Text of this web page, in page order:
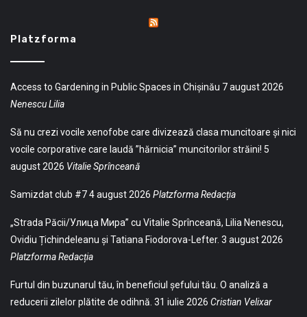
Platzforma
Access to Gardening in Public Spaces in Chișinău 7 august 2026
Nenescu Lilia
Să nu crezi vocile xenofobe care divizează clasa muncitoare și nici
vocile corporative care laudă ”hărnicia” muncitorilor străini! 5
august 2026 Vitalie Sprînceană
Samizdat club #74 august 2026 Platzforma Redacția
„Strada Păcii/Улица Мира” cu Vitalie Sprînceană, Lilia Nenescu,
Ovidiu Țichindeleanu și Tatiana Fiodorova-Lefter. 3 august 2026
Platzforma Redacția
Furtul din buzunarul tău, în beneficiul șefului tău. O analiză a
reducerii zilelor plătite de odihnă. 31 iulie 2026 Cristian Velixar